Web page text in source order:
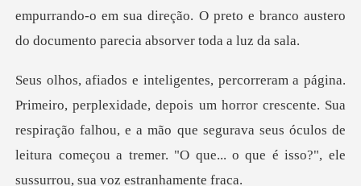
um horror crescente. Sua
respiração falhou, e a mão que segurava seus óculos de
leitura